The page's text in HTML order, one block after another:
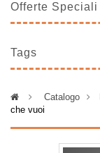
Offerte Speciali
Tags
> Catalogo >
che vuoi